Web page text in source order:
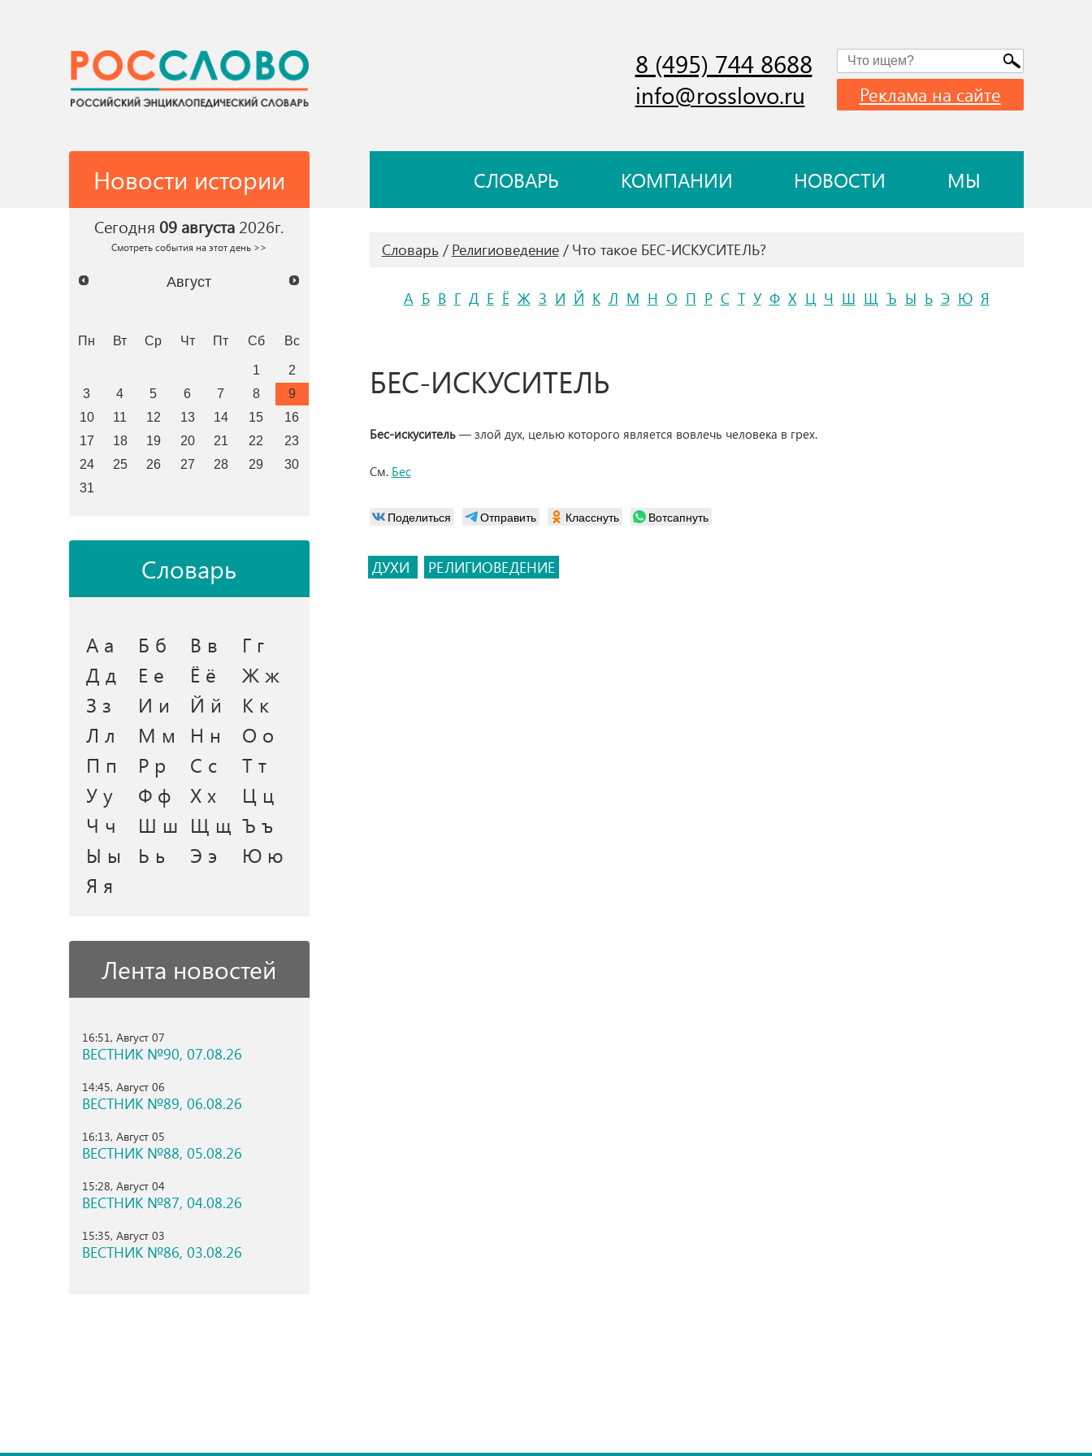
8 (495) 744 8688
info@rosslovo.ru Реклама на сайте
Новости истории СЛОВАРЬ КОМПАНИИ НОВОСТИ МЫ
Сегодня 09 августа 2026г.
Смотреть события на этот день >>
Август
Пн Вт Ср Чт Пт Сб Вс
1
2
3
4 5 6 7 8
9
10
11 12 13 14 15
16
17
18 19 20 21 22
23
24
25 26 27 28 29
30
31
Словарь
А а Б б В в
Г г
Д д
Е е Ё ё
Ж ж
З з
И и Й й
К к
Л л
М м Н н
О о
П п
Р р С с
Т т
У у
Ф ф Х х
Ц ц
Ч ч
Ш ш Щ щ Ъ ъ
Ы ы
Ь ь Э э
Ю ю
Я я
Лента новостей
16:51, Август 07
ВЕСТНИК №90, 07.08.26
14:45, Август 06
ВЕСТНИК №89, 06.08.26
16:13, Август 05
ВЕСТНИК №88, 05.08.26
15:28, Август 04
ВЕСТНИК №87, 04.08.26
15:35, Август 03
ВЕСТНИК №86, 03.08.26
Словарь Религиоведение Что такое БЕС-ИСКУСИТЕЛЬ?
А Б В Г Д Е Ё Ж З И Й К Л М Н О П Р С Т У Ф Х Ц Ч Ш Щ Ъ Ы Ь Э Ю Я
БЕС-ИСКУСИТЕЛЬ
Бес-искуситель— злой дух, целью которого является вовлечь человека в грех.
См. Бес
Поделиться Отправить Класснуть Вотсапнуть
ДУХИ РЕЛИГИОВЕДЕНИЕ